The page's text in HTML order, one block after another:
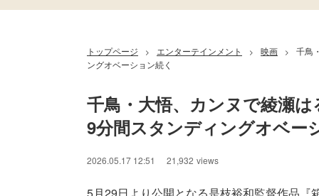
トップページ > エンターテインメント > 映画 >
千鳥
ングオベーション続く
千鳥・大悟、カンヌで綾瀬
9分間スタンディングオベー
2026.05.17 12:51 21,932 views